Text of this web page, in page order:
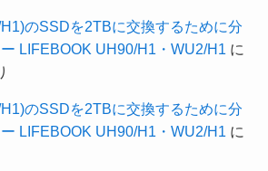
のSSDを2TBに交換するために分
LIFEBOOK UH90/H1・WU2/H1 に
のSSDを2TBに交換するために分
LIFEBOOK UH90/H1・WU2/H1 に